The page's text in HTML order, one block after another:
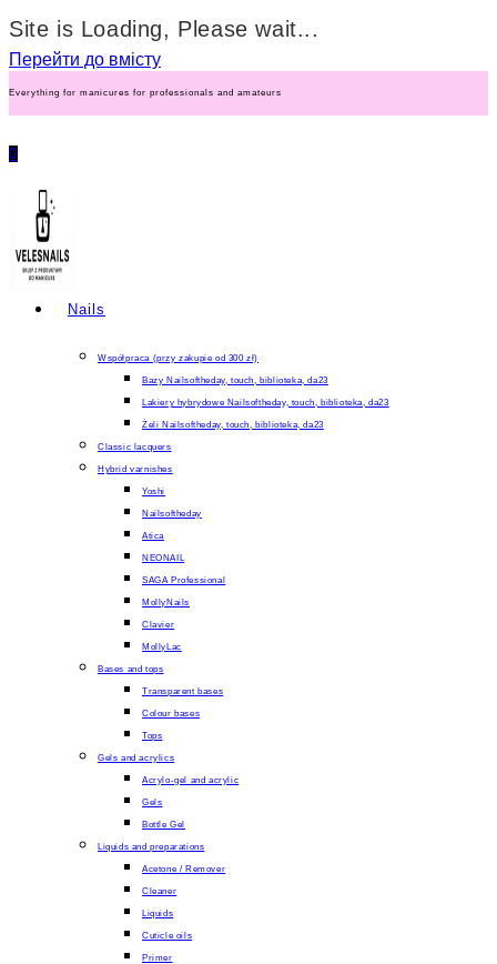
Site is Loading, Please wait...
Перейти до вмісту
Everything for manicures for professionals and amateurs
0
Nails
Współpraca (przy zakupie od 300 zł)
Bazy Nailsoftheday, touch, biblioteka, da23
Lakiery hybrydowe Nailsoftheday, touch, biblioteka, da23
Żeli Nailsoftheday, touch, biblioteka, da23
Classic lacquers
Hybrid varnishes
Yoshi
Nailsoftheday
Atica
NEONAIL
SAGA Professional
MollyNails
Clavier
MollyLac
Bases and tops
Transparent bases
Colour bases
Tops
Gels and acrylics
Acrylo-gel and acrylic
Gels
Bottle Gel
Liquids and preparations
Acetone / Remover
Cleaner
Liquids
Cuticle oils
Primer